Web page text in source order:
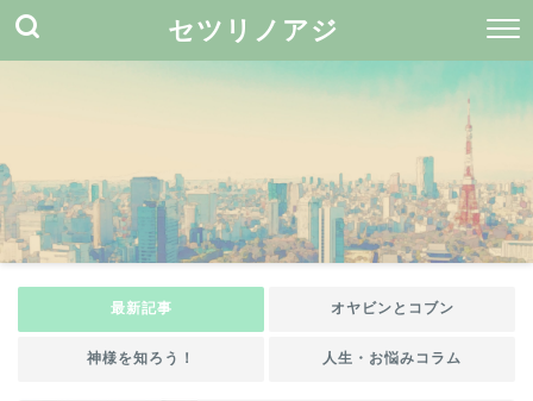
セツリノアジ
最新記事 オヤビンとコブン
神様を知ろう！ 人生・お悩みコラム